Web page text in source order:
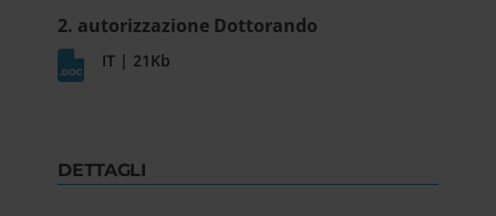
2. autorizzazione Dottorando
IT | 21Kb
DETTAGLI